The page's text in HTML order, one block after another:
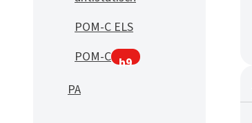
POM-C ELS
POM-C h9
PA